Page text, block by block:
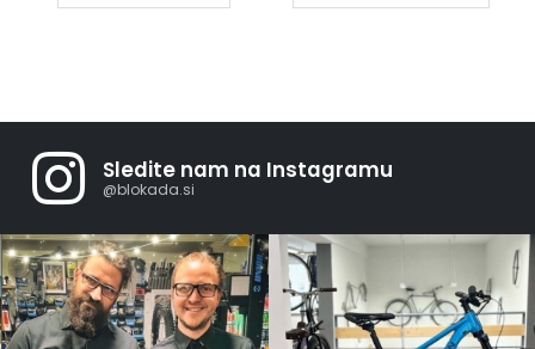
Sledite nam na Instagramu
@blokada.si